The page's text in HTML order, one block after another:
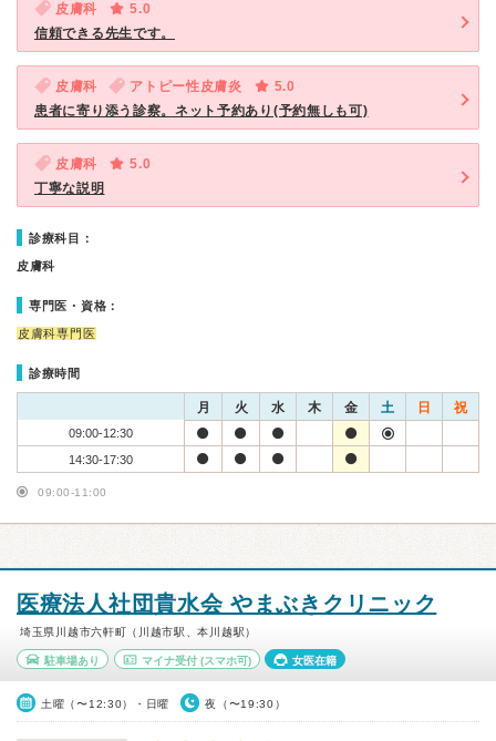
皮膚科
5.0
信頼できる先生です。
皮膚科 アトピー性皮膚炎
5.0
患者に寄り添う診察。ネット予約あり(予約無しも可)
皮膚科
5.0
丁寧な説明
診療科目：
皮膚科
専門医・資格：
皮膚科専門医
診療時間
月 火 水 木 金 土 日 祝
09:00-12:30
14:30-17:30
09:00-11:00
医療法人社団貴水会 やまぶきクリニック
埼玉県川越市六軒町（川越市駅、本川越駅）
駐車場あり マイナ受付(スマホ可) 女医在籍
土曜（〜12:30）・日曜 夜（〜19:30）